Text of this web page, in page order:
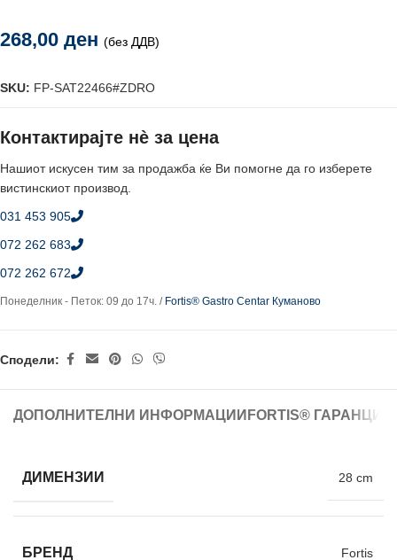
268,00 ден (без ДДВ)
SKU: FP-SAT22466#ZDRO
Контактирајте нè за цена
Нашиот искусен тим за продажба ќе Ви помогне да го изберете
вистинскиот производ.
031 453 905
072 262 683
072 262 672
Понеделник - Петок: 09 до 17ч. / Fortis® Gastro Centar Куманово
Сподели:
ДОПОЛНИТЕЛНИ ИНФОРМАЦИИ FORTIS®
ДИМЕНЗИИ 28 cm
БРЕНД Fortis